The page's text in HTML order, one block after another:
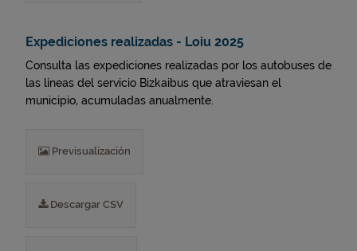
Expediciones realizadas - Loiu 2025
Consulta las expediciones realizadas por los autobuses de
las líneas del servicio Bizkaibus que atraviesan el
municipio, acumuladas anualmente.
Previsualización
Descargar CSV